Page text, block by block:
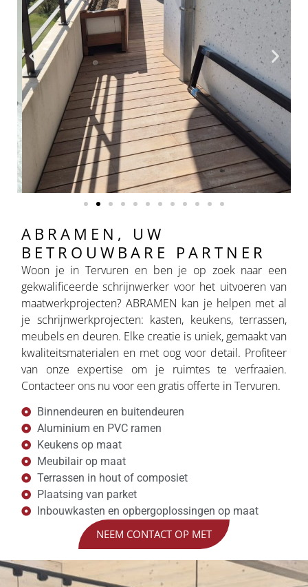
ABRAMEN, UW
BETROUWBARE PARTNER
Woon je in Tervuren en ben je op zoek naar een
gekwalificeerde schrijnwerker voor het uitvoeren van
maatwerkprojecten? ABRAMEN kan je helpen met al
je schrijnwerkprojecten: kasten, keukens, terrassen,
meubels en deuren. Elke creatie is uniek, gemaakt van
kwaliteitsmaterialen en met oog voor detail. Profiteer
van onze expertise om je ruimtes te verfraaien.
Contacteer ons nu voor een gratis offerte in Tervuren.
Binnendeuren en buitendeuren
Aluminium en PVC ramen
Keukens op maat
Meubilair op maat
Terrassen in hout of composiet
Plaatsing van parket
Inbouwkasten en opbergoplossingen op maat
NEEM CONTACT OP MET